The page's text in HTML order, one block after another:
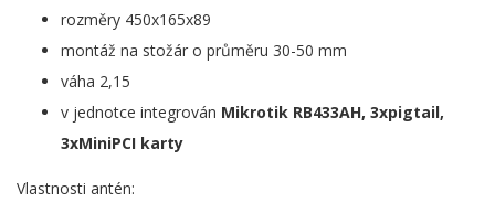
rozměry 450x165x89
montáž na stožár o průměru 30-50 mm
váha 2,15
v jednotce integrován Mikrotik RB433AH, 3xpigtail,
3xMiniPCI karty
Vlastnosti antén: